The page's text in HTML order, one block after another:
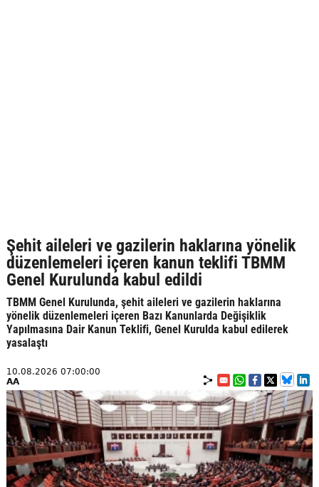
Şehit aileleri ve gazilerin haklarına yönelik
düzenlemeleri içeren kanun teklifi TBMM
Genel Kurulunda kabul edildi
TBMM Genel Kurulunda, şehit aileleri ve gazilerin haklarına
yönelik düzenlemeleri içeren Bazı Kanunlarda Değişiklik
Yapılmasına Dair Kanun Teklifi, Genel Kurulda kabul edilerek
yasalaştı
10.08.2026 07:00:00
AA